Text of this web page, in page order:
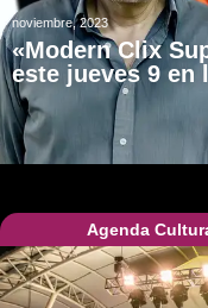
noviembre, 2023
«Modern Clix
este jueves 9 en
Agenda